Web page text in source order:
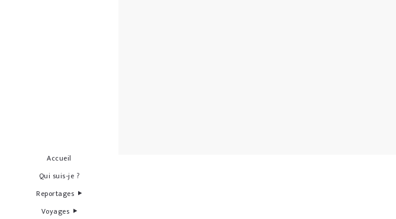
Accueil
Qui suis-je ?
Reportages
Voyages